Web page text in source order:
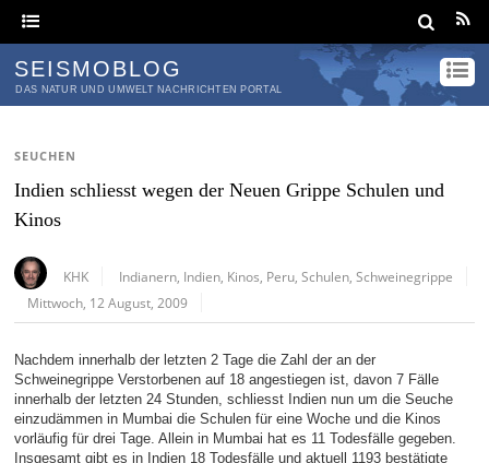
SEISMOBLOG
DAS NATUR UND UMWELT NACHRICHTEN PORTAL
SEUCHEN
Indien schliesst wegen der Neuen Grippe Schulen und
Kinos
KHK Indianern Indien Kinos Peru ,Schulen ,Schweinegrippe
Mittwoch, 12 August, 2009
Nachdem innerhalb der letzten 2 Tage die Zahl der an der
Schweinegrippe Verstorbenen auf 18 angestiegen ist, davon 7 Fälle
innerhalb der letzten 24 Stunden, schliesst Indien nun um die Seuche
einzudämmen in Mumbai die Schulen für eine Woche und die Kinos
vorläufig für drei Tage. Allein in Mumbai hat es 11 Todesfälle gegeben.
Insgesamt gibt es in Indien 18 Todesfälle und aktuell 1193 bestätigte